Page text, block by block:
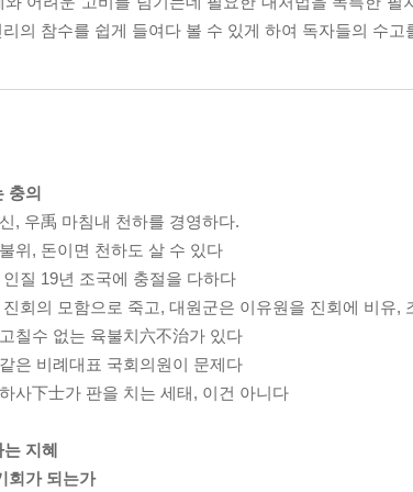
의 참수를 쉽게 들여다 볼 수 있게 하여 독자들의 수고
충의
, 우禹 마침내 천하를 경영하다.
위, 돈이면 천하도 살 수 있다
질 19년 조국에 충절을 다하다
회의 모함으로 죽고, 대원군은 이유원을 진회에 비유,
칠수 없는 육불치六不治가 있다
은 비례대표 국회의원이 문제다
사下士가 판을 치는 세태, 이건 아니다
지혜
회가 되는가